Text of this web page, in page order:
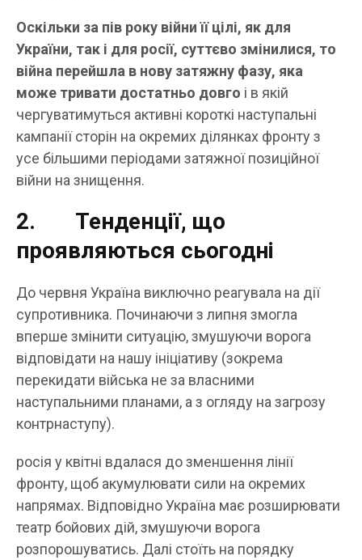
Оскільки за пів року війни її цілі, як для
України, так і для росії, суттєво змінилися, то
війна перейшла в нову затяжну фазу, яка
може тривати достатньо довго і в якій
чергуватимуться активні короткі наступальні
кампанії сторін на окремих ділянках фронту з
усе більшими періодами затяжної позиційної
війни на знищення.
2. Тенденції, що
проявляються сьогодні
До червня Україна виключно реагувала на дії
супротивника. Починаючи з липня змогла
вперше змінити ситуацію, змушуючи ворога
відповідати на нашу ініціативу (зокрема
перекидати війська не за власними
наступальними планами, а з огляду на загрозу
контрнаступу).
росія у квітні вдалася до зменшення лінії
фронту, щоб акумулювати сили на окремих
напрямах. Відповідно Україна має розширювати
театр бойових дій, змушуючи ворога
розпорошуватись. Далі стоїть на порядку